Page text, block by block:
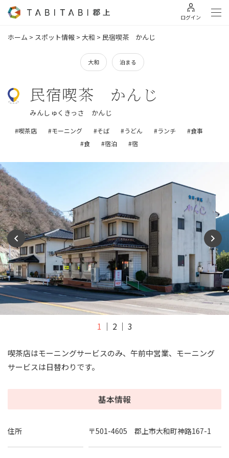
ログイン
ホーム > スポット情報 > 大和 > 民宿喫茶 かんじ
大和 泊まる
民宿喫茶 かんじ
みんしゅくきっさ かんじ
#喫茶店 #モーニング #そば #うどん #ランチ
#食事
#食
#宿泊 #宿
1 2 3
喫茶店はモーニングサービスのみ、午前中営業、モーニング
サービスは日替わりです。
基本情報
住所 〒501-4605 郡上市大和町神路167-1